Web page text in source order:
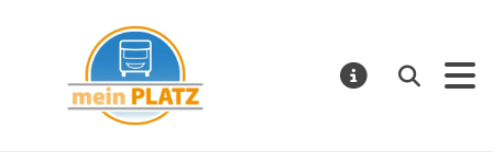
Suchen